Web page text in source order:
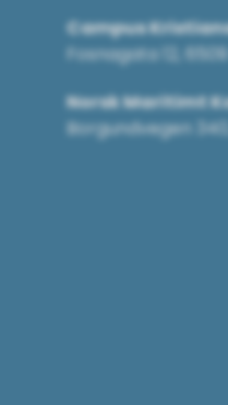
Campus
Fosnagata 12,
Norsk Maritimt
Borgundvegen